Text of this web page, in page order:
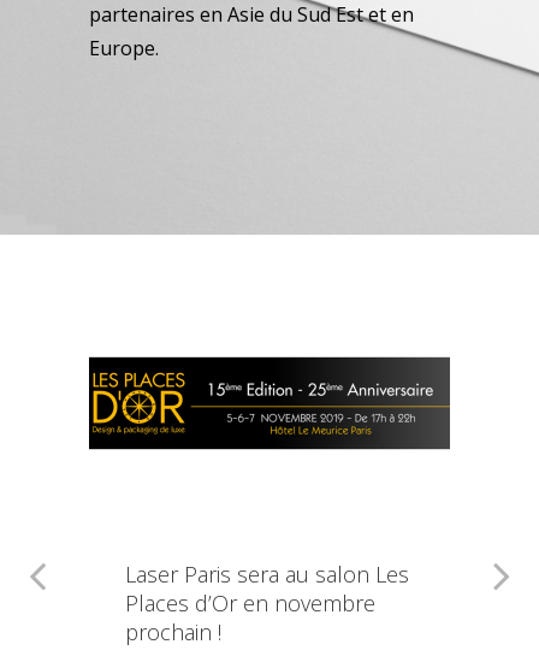
partenaires en Asie du Sud Est et en
Europe.
Laser Paris sera au salon Les
Places d’Or en novembre
prochain !